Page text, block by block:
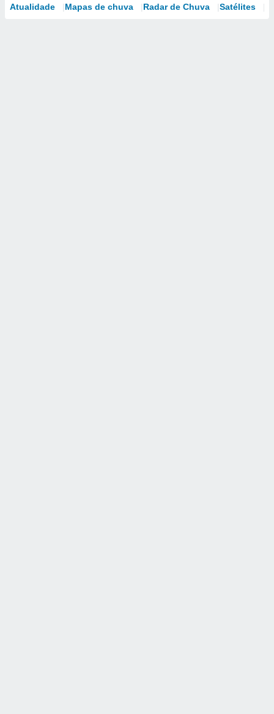
Atualidade Mapas de chuva Radar de Chuva Satélites